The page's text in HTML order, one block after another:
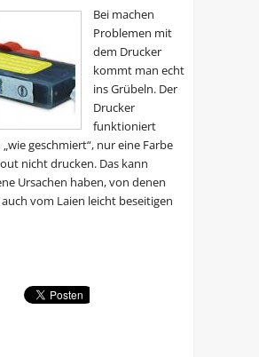
Bei machen
Problemen mit
dem Drucker
kommt man echt
ins Grübeln. Der
Drucker
funktioniert
geschmiert“, nur eine Farbe
nicht drucken. Das kann
Ursachen haben, von denen
vom Laien leicht beseitigen